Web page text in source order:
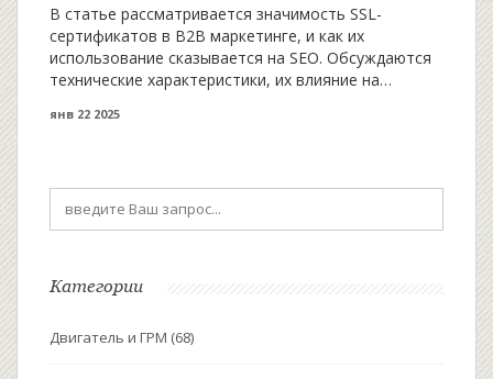
В статье рассматривается значимость SSL-
сертификатов в B2B маркетинге, и как их
использование сказывается на SEO. Обсуждаются
технические характеристики, их влияние на
практические советы по интеграции SSL в бизнес-
digital маркетинга. Включены советы для онлайн-
продаж и продвижения продуктов в цифровой
среде.
янв 22 2025
Категории
Двигатель и ГРМ (68)